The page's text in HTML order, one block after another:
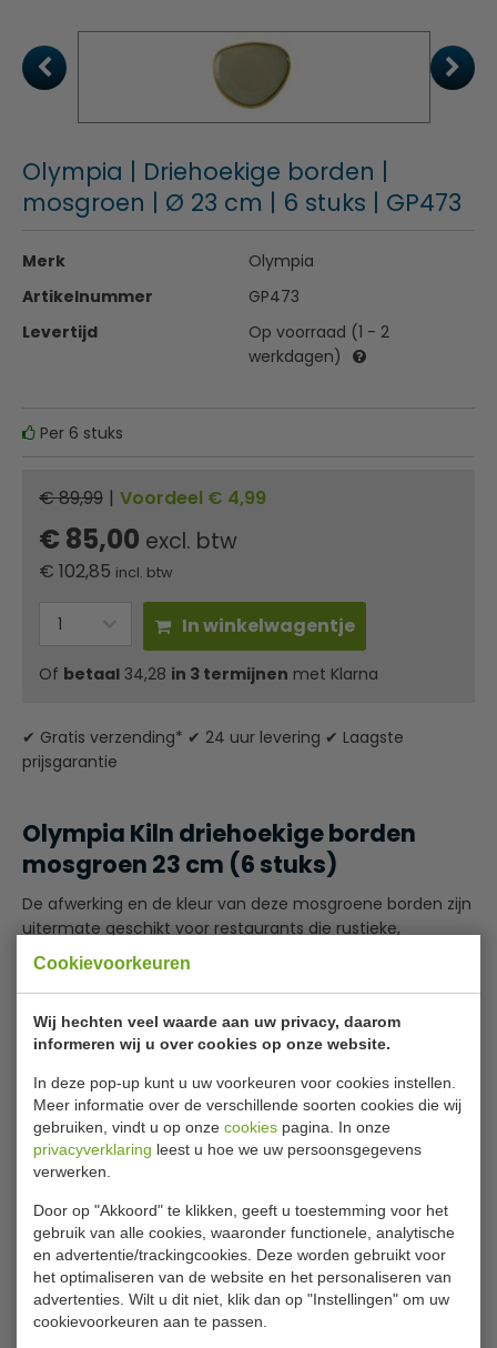
Cookievoorkeuren
Wij hechten veel waarde aan uw privacy, daarom
informeren wij u over cookies op onze website.
In deze pop-up kunt u uw voorkeuren voor cookies instellen.
Meer informatie over de verschillende soorten cookies die wij
gebruiken, vindt u op onze cookies pagina. In onze
privacyverklaring leest u hoe we uw persoonsgegevens
verwerken.
Door op "Akkoord" te klikken, geeft u toestemming voor het
gebruik van alle cookies, waaronder functionele, analytische
en advertentie/trackingcookies. Deze worden gebruikt voor
het optimaliseren van de website en het personaliseren van
advertenties. Wilt u dit niet, klik dan op "Instellingen" om uw
cookievoorkeuren aan te passen.
Olympia | Driehoekige borden |
mosgroen | Ø 23 cm | 6 stuks | GP473
Merk
Olympia
Artikelnummer
GP473
Levertijd
Op voorraad (1 - 2
werkdagen)
Per 6 stuks
€ 89,99 | Voordeel € 4,99
€ 85,00 excl. btw
€ 102,85 incl. btw
In winkelwagentje
Of betaal 34,28 in 3 termijnen met Klarna
✔ Gratis verzending* ✔ 24 uur levering ✔ Laagste
prijsgarantie
Olympia Kiln driehoekige borden
mosgroen 23 cm (6 stuks)
De afwerking en de kleur van deze mosgroene borden zijn
uitermate geschikt voor restaurants die rustieke,
huisgemaakte gerechten serveren. Het Kiln assortiment
voor elk bord uniek is. Op de rand wordt een middel
aangebracht dat licht uitloopt en zorgt voor
onregelmatige patronen; imperfecties die bijdragen aan
het karakter van het bord.
Afgewerkt met een reactief glazuur
De randen zijn handbeschilderd
Vaatwasserbestendig
Levenslange dekking onder de Nisbets Chipgarantie
Lees meer
Specificaties
Model
Diameter
23 cm
Aantal
6 stuks
Kleur
Mosgroen